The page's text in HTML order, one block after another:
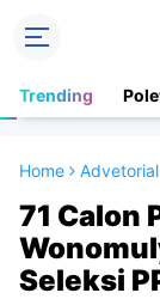
Trending
Home Advetorial
71 Calon
Seleksi